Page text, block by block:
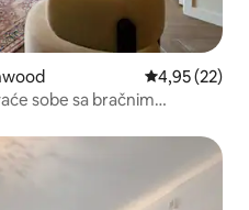
prosječna
4,95 (22)
sobe sa bračnim